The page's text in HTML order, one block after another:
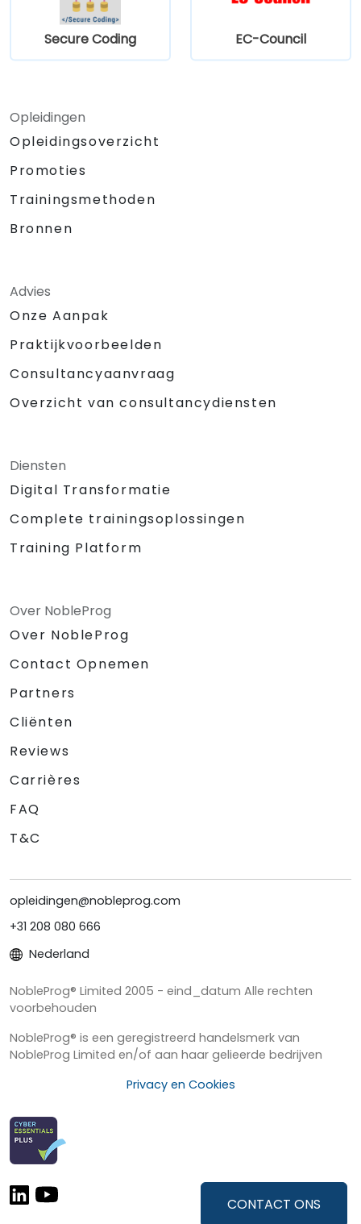
CONTACT ONS
Secure Coding EC-Council
Opleidingen
Opleidingsoverzicht
Promoties
Trainingsmethoden
Bronnen
Advies
Onze Aanpak
Praktijkvoorbeelden
Consultancyaanvraag
Overzicht van consultancydiensten
Diensten
Digital Transformatie
Complete trainingsoplossingen
Training Platform
Over NobleProg
Over NobleProg
Contact Opnemen
Partners
Cliënten
Reviews
Carrières
FAQ
T&C
opleidingen@nobleprog.com
+31 208 080 666
Nederland
NobleProg® Limited 2005 - eind_datum Alle rechten
voorbehouden
NobleProg® is een geregistreerd handelsmerk van
NobleProg Limited en/of aan haar gelieerde bedrijven
Privacy en Cookies